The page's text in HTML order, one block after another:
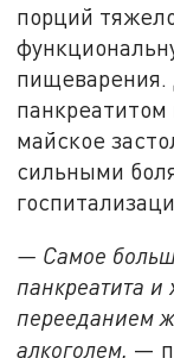
порций
пищеварения.
майское
сильными
— Самое
панкреатита и
перееданием
алкоголем, —